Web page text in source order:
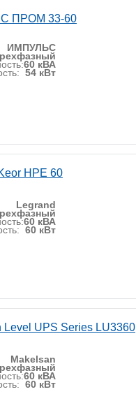
ПРОМ 33-60
ИМПУЛЬС
60 кВА
54 кВт
HPE 60
Legrand
60 кВА
60 кВт
UPS Series LU3360
Makelsan
60 кВА
60 кВт